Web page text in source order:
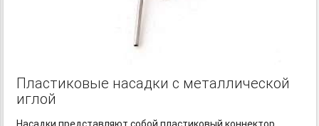
Пластиковые насадки с металлической
иглой